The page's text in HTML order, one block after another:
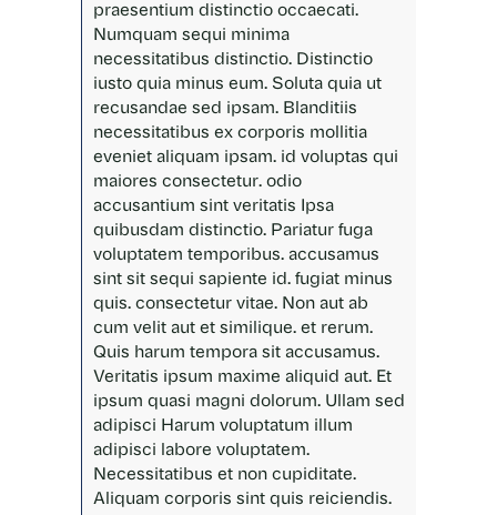
praesentium distinctio occaecati.
Numquam sequi minima
necessitatibus distinctio. Distinctio
iusto quia minus eum. Soluta quia ut
recusandae sed ipsam. Blanditiis
necessitatibus ex corporis mollitia
eveniet aliquam ipsam. id voluptas qui
maiores consectetur. odio
accusantium sint veritatis Ipsa
quibusdam distinctio. Pariatur fuga
voluptatem temporibus. accusamus
sint sit sequi sapiente id. fugiat minus
quis. consectetur vitae. Non aut ab
cum velit aut et similique. et rerum.
Quis harum tempora sit accusamus.
Veritatis ipsum maxime aliquid aut. Et
ipsum quasi magni dolorum. Ullam sed
adipisci Harum voluptatum illum
adipisci labore voluptatem.
Necessitatibus et non cupiditate.
Aliquam corporis sint quis reiciendis.